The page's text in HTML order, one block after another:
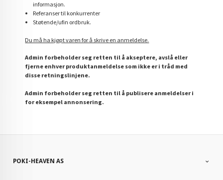
informasjon.
Referanser til konkurrenter
Støtende/ufin ordbruk.
Du må ha kjøpt varen for å skrive en anmeldelse.
Admin forbeholder seg retten til å akseptere, avslå eller
fjerne enhver produktanmeldelse som ikke er i tråd med
disse retningslinjene.
Admin forbeholder seg retten til å publisere anmeldelser i
for eksempel annonsering.
POKI-HEAVEN AS